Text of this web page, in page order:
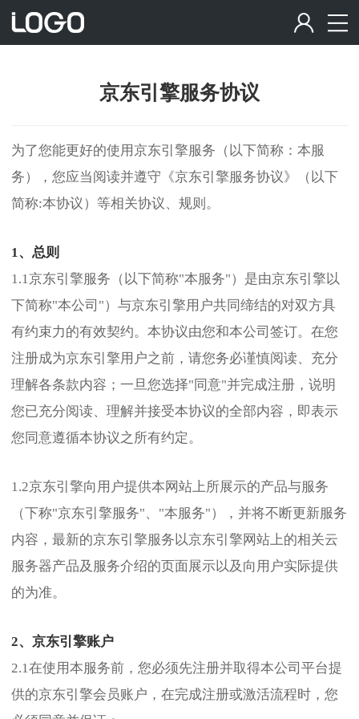
京东引擎服务协议
为了您能更好的使用京东引擎服务（以下简称：本服
务），您应当阅读并遵守《京东引擎服务协议》（以下
简称:本协议）等相关协议、规则。
1、总则
1.1京东引擎服务（以下简称"本服务"）是由京东引擎以
下简称"本公司"）与京东引擎用户共同缔结的对双方具
有约束力的有效契约。本协议由您和本公司签订。在您
注册成为京东引擎用户之前，请您务必谨慎阅读、充分
理解各条款内容；一旦您选择"同意"并完成注册，说明
您已充分阅读、理解并接受本协议的全部内容，即表示
您同意遵循本协议之所有约定。
1.2京东引擎向用户提供本网站上所展示的产品与服务
（下称"京东引擎服务"、"本服务"），并将不断更新服务
内容，最新的京东引擎服务以京东引擎网站上的相关云
服务器产品及服务介绍的页面展示以及向用户实际提供
的为准。
2、京东引擎账户
2.1在使用本服务前，您必须先注册并取得本公司平台提
供的京东引擎会员账户，在完成注册或激活流程时，您